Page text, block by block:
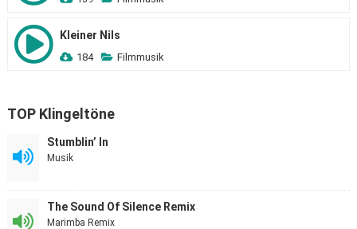
Kleiner Nils
184 Filmmusik
TOP Klingeltöne
Stumblin’ In
Musik
The Sound Of Silence Remix
Marimba Remix